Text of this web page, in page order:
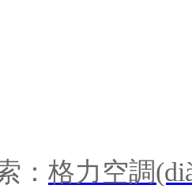
： 格力空調